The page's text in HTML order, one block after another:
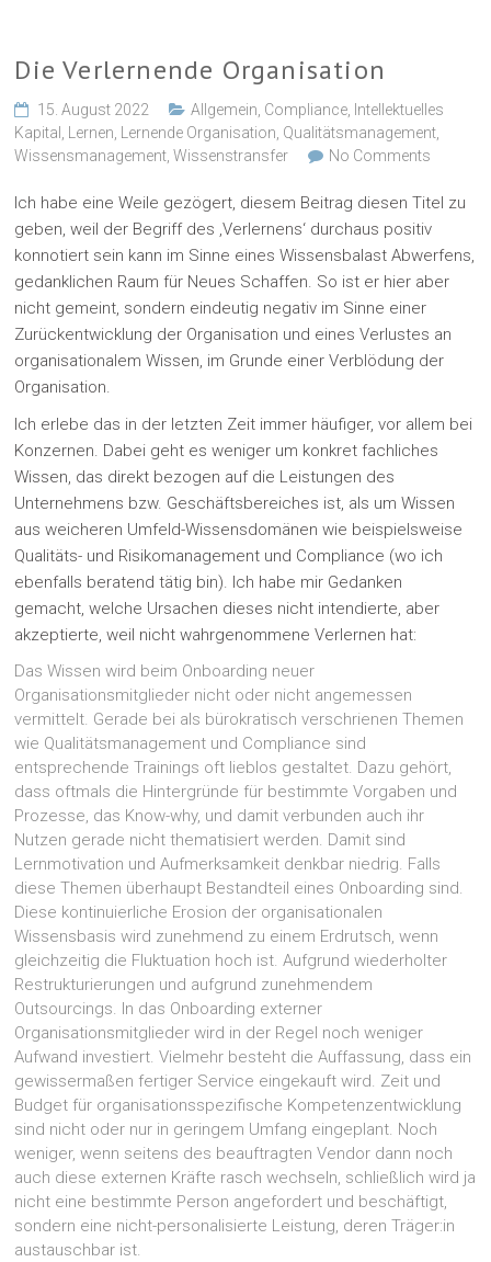
Die Verlernende Organisation
15. August 2022 Allgemein Compliance
Intellektuelles
Kapital
Lernen Lernende Organisation Qualitätsmanagement
Wissensmanagement ,Wissenstransfer No Comments
Ich habe eine Weile gezögert, diesem Beitrag diesen Titel zu
geben, weil der Begriff des ‚Verlernens‘ durchaus positiv
konnotiert sein kann im Sinne eines Wissensbalast Abwerfens,
gedanklichen Raum für Neues Schaffen. So ist er hier aber
nicht gemeint, sondern eindeutig negativ im Sinne einer
Zurückentwicklung der Organisation und eines Verlustes an
organisationalem Wissen, im Grunde einer Verblödung der
Organisation.
Ich erlebe das in der letzten Zeit immer häufiger, vor allem bei
Konzernen. Dabei geht es weniger um konkret fachliches
Wissen, das direkt bezogen auf die Leistungen des
Unternehmens bzw. Geschäftsbereiches ist, als um Wissen
aus weicheren Umfeld-Wissensdomänen wie beispielsweise
Qualitäts- und Risikomanagement und Compliance (wo ich
ebenfalls beratend tätig bin). Ich habe mir Gedanken
gemacht, welche Ursachen dieses nicht intendierte, aber
akzeptierte, weil nicht wahrgenommene Verlernen hat:
Das Wissen wird beim Onboarding neuer
Organisationsmitglieder nicht oder nicht angemessen
vermittelt. Gerade bei als bürokratisch verschrienen Themen
wie Qualitätsmanagement und Compliance sind
entsprechende Trainings oft lieblos gestaltet. Dazu gehört,
dass oftmals die Hintergründe für bestimmte Vorgaben und
Prozesse, das Know-why, und damit verbunden auch ihr
Nutzen gerade nicht thematisiert werden. Damit sind
Lernmotivation und Aufmerksamkeit denkbar niedrig. Falls
diese Themen überhaupt Bestandteil eines Onboarding sind.
Diese kontinuierliche Erosion der organisationalen
Wissensbasis wird zunehmend zu einem Erdrutsch, wenn
gleichzeitig die Fluktuation hoch ist. Aufgrund wiederholter
Restrukturierungen und aufgrund zunehmendem
Outsourcings. In das Onboarding externer
Organisationsmitglieder wird in der Regel noch weniger
Aufwand investiert. Vielmehr besteht die Auffassung, dass ein
gewissermaßen fertiger Service eingekauft wird. Zeit und
Budget für organisationsspezifische Kompetenzentwicklung
sind nicht oder nur in geringem Umfang eingeplant. Noch
weniger, wenn seitens des beauftragten Vendor dann noch
auch diese externen Kräfte rasch wechseln, schließlich wird ja
nicht eine bestimmte Person angefordert und beschäftigt,
sondern eine nicht-personalisierte Leistung, deren Träger:in
austauschbar ist.